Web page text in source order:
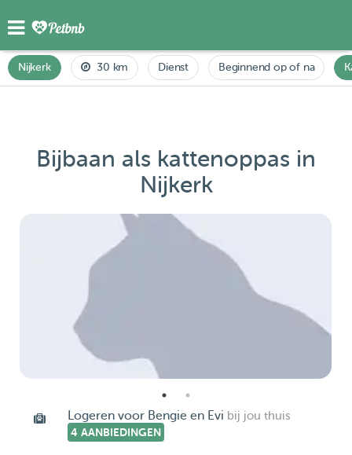
Nijkerk 30 km Dienst Beginnend op of na
Bijbaan als kattenoppas in
Nijkerk
Logeren voor Bengie en Evi bij jou thuis
4 AANBIEDINGEN